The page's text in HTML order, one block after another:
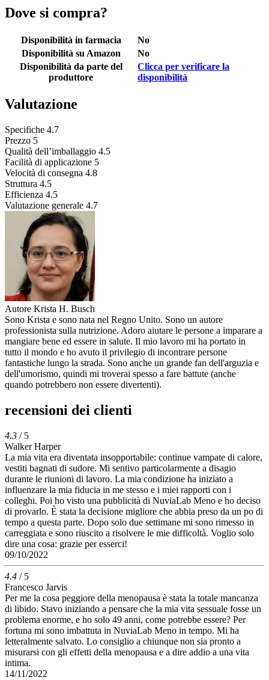
Dove si compra?
Disponibilità in farmacia
No
Disponibilità su Amazon
No
Disponibilità da parte del
produttore
Clicca per verificare la
disponibilità
Valutazione
Specifiche 4.7
Prezzo 5
Qualità dell’imballaggio 4.5
Facilità di applicazione 5
Velocità di consegna 4.8
Struttura 4.5
Efficienza 4.5
Valutazione generale 4.7
Autore Krista H. Busch
Sono Krista e sono nata nel Regno Unito. Sono un autore
professionista sulla nutrizione. Adoro aiutare le persone a imparare a
mangiare bene ed essere in salute. Il mio lavoro mi ha portato in
tutto il mondo e ho avuto il privilegio di incontrare persone
fantastiche lungo la strada. Sono anche un grande fan dell'arguzia e
dell'umorismo, quindi mi troverai spesso a fare battute (anche
quando potrebbero non essere divertenti).
recensioni dei clienti
4.3 / 5
Walker Harper
La mia vita era diventata insopportabile: continue vampate di calore,
vestiti bagnati di sudore. Mi sentivo particolarmente a disagio
durante le riunioni di lavoro. La mia condizione ha iniziato a
influenzare la mia fiducia in me stesso e i miei rapporti con i
colleghi. Poi ho visto una pubblicità di NuviaLab Meno e ho deciso
di provarlo. È stata la decisione migliore che abbia preso da un po di
tempo a questa parte. Dopo solo due settimane mi sono rimesso in
carreggiata e sono riuscito a risolvere le mie difficoltà. Voglio solo
dire una cosa: grazie per esserci!
09/10/2022
4.4 / 5
Francesco Jarvis
Per me la cosa peggiore della menopausa è stata la totale mancanza
di libido. Stavo iniziando a pensare che la mia vita sessuale fosse un
problema enorme, e ho solo 49 anni, come potrebbe essere? Per
fortuna mi sono imbattuta in NuviaLab Meno in tempo. Mi ha
letteralmente salvato. Lo consiglio a chiunque non sia pronto a
misurarsi con gli effetti della menopausa e a dire addio a una vita
intima.
14/11/2022